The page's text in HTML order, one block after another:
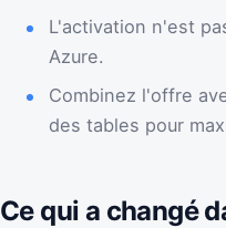
L'activation n'est
Azure.
Combinez l'offre
des tables pour
Ce qui a changé